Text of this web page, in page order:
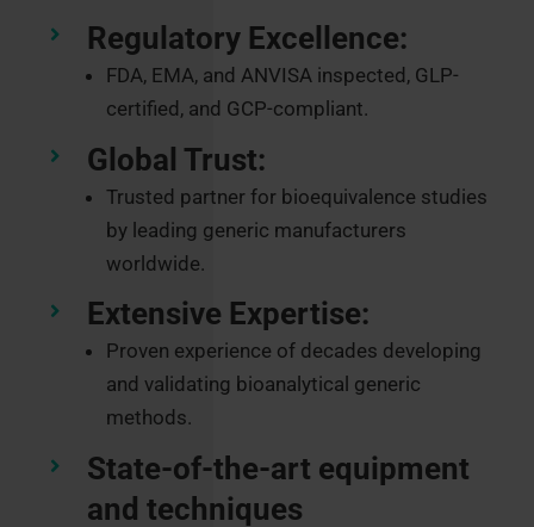
Regulatory Excellence:
FDA, EMA, and ANVISA inspected, GLP-
certified, and GCP-compliant.
Global Trust:
Trusted partner for bioequivalence studies
by leading generic manufacturers
worldwide.
Extensive Expertise:
Proven experience of decades developing
and validating bioanalytical generic
methods.
State-of-the-art equipment
and techniques